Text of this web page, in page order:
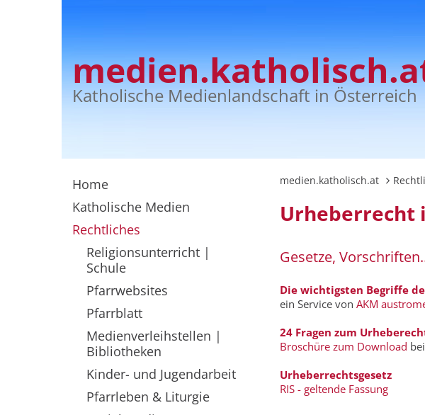
Katholische Medienlandschaft in Österreich
medien.katholisch.at
Urheberrecht
Gesetze,
Die wichtigsten Begriffe
ein Service von AKM
24 Fragen zum
Broschüre zum Download bei
Urheberrechtsgesetz
RIS - geltende Fassung
Home
Katholische Medien
Rechtliches
Religionsunterricht |
Schule
Pfarrwebsites
Pfarrblatt
Medienverleihstellen |
Bibliotheken
Kinder- und Jugendarbeit
Pfarrleben & Liturgie